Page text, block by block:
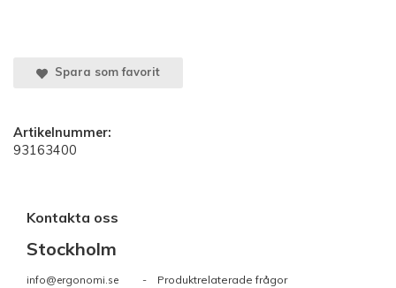
Spara som favorit
Artikelnummer:
93163400
Kontakta oss
Stockholm
info@ergonomi.se - Produktrelaterade frågor